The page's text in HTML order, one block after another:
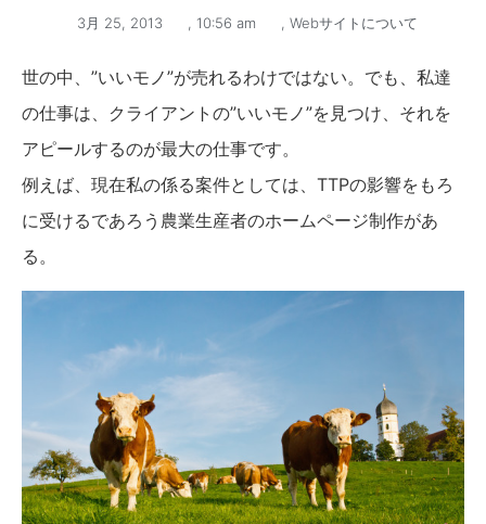
3月 25, 2013 , 10:56 am , Webサイトについて
世の中、”いいモノ”が売れるわけではない。でも、私達
の仕事は、クライアントの”いいモノ”を見つけ、それを
アピールするのが最大の仕事です。
例えば、現在私の係る案件としては、TTPの影響をもろ
に受けるであろう農業生産者のホームページ制作があ
る。